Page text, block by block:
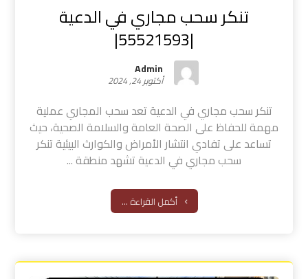
تنكر سحب مجاري في الدعية
|55521593|
Admin
أكتوبر 24, 2024
تنكر سحب مجاري في الدعية تعد سحب المجاري عملية
مهمة للحفاظ على الصحة العامة والسلامة الصحية، حيث
تساعد على تفادي انتشار الأمراض والكوارث البيئية تنكر
سحب مجاري في الدعية تشهد منطقة ...
أكمل القراءة ...